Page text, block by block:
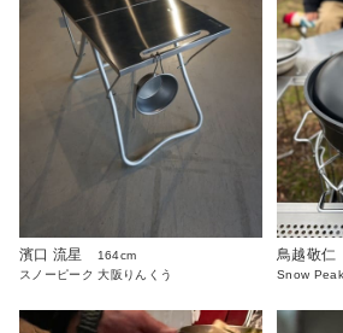
濱口 流星
164cm
スノーピーク 大阪りんくう
鳥越敬仁
Snow